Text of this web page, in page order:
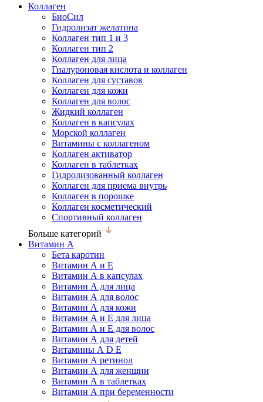
Коллаген
БиоСил
Гидролизат желатина
Коллаген тип 1 и 3
Коллаген тип 2
Коллаген для лица
Гиалуроновая кислота и коллаген
Коллаген для суставов
Коллаген для кожи
Коллаген для волос
Жидкий коллаген
Коллаген в капсулах
Морской коллаген
Витамины с коллагеном
Коллаген активатор
Коллаген в таблетках
Гидролизованный коллаген
Коллаген для приема внутрь
Коллаген в порошке
Коллаген косметический
Спортивный коллаген
Больше категорий
Витамин А
Бета каротин
Витамин А и Е
Витамин А в капсулах
Витамин А для лица
Витамин А для волос
Витамин А для кожи
Витамин А и Е для лица
Витамин А и Е для волос
Витамин А для детей
Витамины А D Е
Витамин А ретинол
Витамин А для женщин
Витамин А в таблетках
Витамин А при беременности